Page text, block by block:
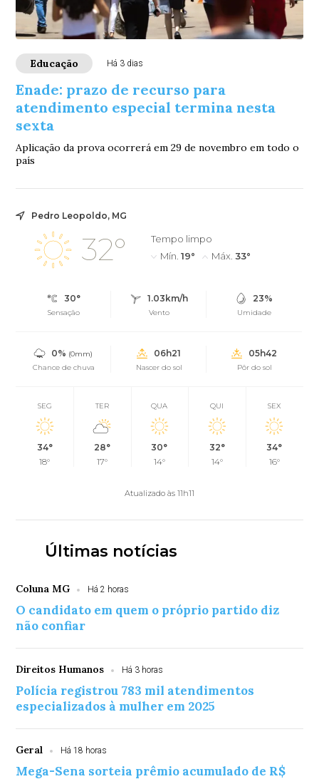
Educação Há 3 dias
Enade: prazo de recurso para
atendimento especial termina nesta
sexta
Aplicação da prova ocorrerá em 29 de novembro em todo o
país
Pedro Leopoldo, MG
32°
Tempo limpo
Mín. 19° Máx. 33°
30°
Sensação
1.03km/h
Vento
23%
Umidade
0% (0mm)
Chance de chuva
06h21
Nascer do sol
05h42
Pôr do sol
SEG
34°
18°
TER
28°
17°
QUA
30°
14°
QUI
32°
14°
SEX
34°
16°
Atualizado às 11h11
Últimas notícias
Coluna MG Há 2 horas
O candidato em quem o próprio partido diz
não confiar
Direitos Humanos Há 3 horas
Polícia registrou 783 mil atendimentos
especializados à mulher em 2025
Geral Há 18 horas
Mega-Sena sorteia prêmio acumulado de R$